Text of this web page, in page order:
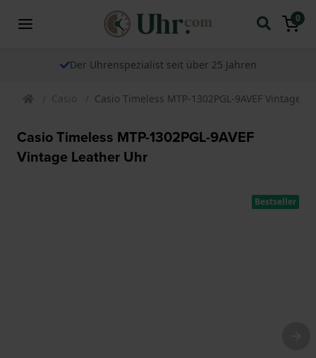
0
Der Uhrenspezialist seit über 25 Jahren
Casio Casio Timeless MTP-1302PGL-9AVEF Vintage
Casio Timeless MTP-1302PGL-9AVEF
Vintage Leather Uhr
Bestseller